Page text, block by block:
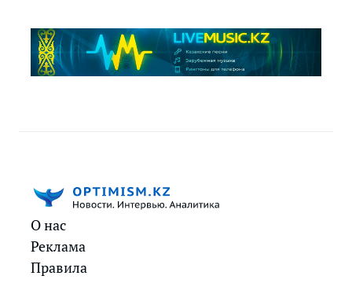
О нас
Реклама
Правила